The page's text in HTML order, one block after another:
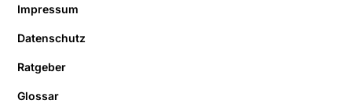
Impressum
Datenschutz
Ratgeber
Glossar